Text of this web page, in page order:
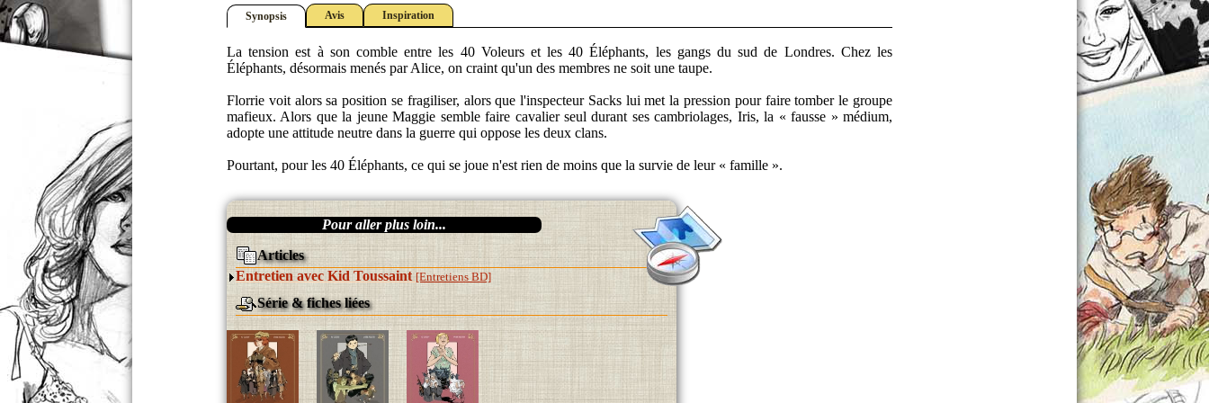
Synopsis Avis Inspiration
La tension est à son comble entre les 40 Voleurs et les 40 Éléphants, les gangs du sud de Londres. Chez les
Éléphants, désormais menés par Alice, on craint qu'un des membres ne soit une taupe.
Florrie voit alors sa position se fragiliser, alors que l'inspecteur Sacks lui met la pression pour faire tomber le groupe
mafieux. Alors que la jeune Maggie semble faire cavalier seul durant ses cambriolages, Iris, la « fausse » médium,
adopte une attitude neutre dans la guerre qui oppose les deux clans.
Pourtant, pour les 40 Éléphants, ce qui se joue n'est rien de moins que la survie de leur « famille ».
Pour aller plus loin...
Articles
Entretien avec Kid Toussaint [Entretiens BD]
Série & fiches liées